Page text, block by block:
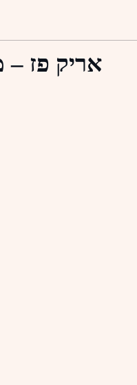
אריק פז –